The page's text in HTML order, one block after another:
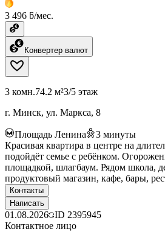
3 496 ƃ/мес.
Конвертер валют
3 комн.74.2 м²3/5 этаж
г. Минск, ул. Маркса, 8
Площадь Ленина 3 минуты
Красивая квартира в центре на
подойдёт семье с ребёнком.
площадкой, шлагбаум. Рядом школа,
продуктовый магазин, кафе, бары,
Контакты
Написать
01.08.2026 ID 2395945
Контактное лицо